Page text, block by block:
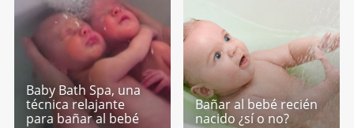
Baby Bath Spa, una
técnica relajante
para bañar al bebé
Bañar al bebé recién
nacido ¿sí o no?